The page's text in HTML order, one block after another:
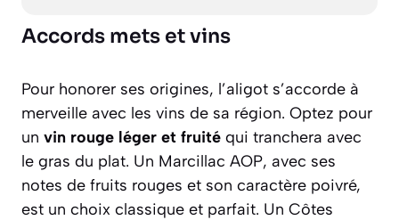
Accords mets et vins
Pour honorer ses origines, l’aligot s’accorde à
merveille avec les vins de sa région. Optez pour
un vin rouge léger et fruité qui tranchera avec
le gras du plat. Un Marcillac AOP, avec ses
notes de fruits rouges et son caractère poivré,
est un choix classique et parfait. Un Côtes